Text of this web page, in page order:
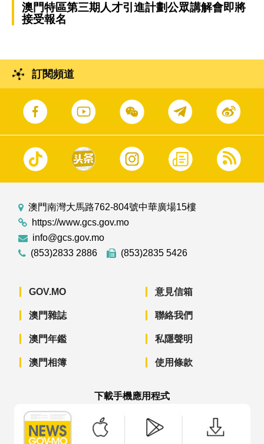
澳門特區第三期人才引進計劃公眾講解會即將
接受報名
訂閱頻道
澳門南灣大馬路762-804號中華廣場15樓
https://www.gcs.gov.mo
info@gcs.gov.mo
(853)2833 2886
(853)2835 5426
GOV.MO
澳門雜誌
澳門年鑑
澳門相簿
意見信箱
聯絡我們
私隱聲明
使用條款
下載手機應用程式